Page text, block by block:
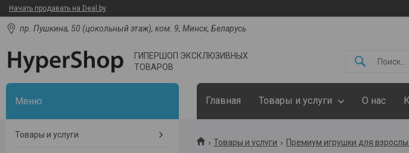
Начать продавать на Deal.by
пр. Пушкина, 50 (цокольный этаж), ком. 9, Минск, Беларусь
ГИПЕРШОП ЭКСКЛЮЗИВНЫХ
ТОВАРОВ
Главная Товары и услуги О нас
Товары и услуги Премиум игрушки для
Товары и услуги